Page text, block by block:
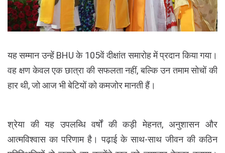
यह सम्मान उन्हें BHU के 105वें दीक्षांत समारोह में प्रदान किया गया।
वह क्षण केवल एक छात्रा की सफलता नहीं, बल्कि उन तमाम सोचों की
हार थी, जो आज भी बेटियों को कमजोर मानती हैं।
श्रेय‍ा की यह उपलब्धि वर्षों की कड़ी मेहनत, अनुशासन और
आत्मविश्वास का परिणाम है। पढ़ाई के साथ-साथ जीवन की कठिन